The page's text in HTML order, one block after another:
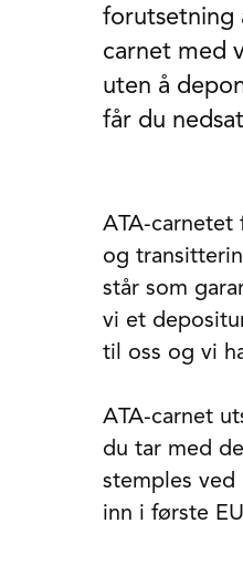
forutsetning
carnet med
uten å
får du
ATA-
og
står som
vi et
til oss og vi
​ATA-carnet
du tar med
stemples
inn i første